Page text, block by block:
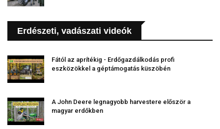
Erdészeti, vadászati videók
Fától az aprítékig - Erdőgazdálkodás profi
eszközökkel a géptámogatás küszöbén
A John Deere legnagyobb harvestere először a
magyar erdőkben